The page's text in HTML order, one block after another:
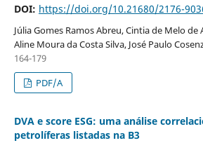
DOI: https://doi.org/10.21680/2176-
Júlia Gomes Ramos Abreu, Cintia de Melo
Aline Moura da Costa Silva, José Paulo
164-179
PDF/A
DVA e score ESG: uma análise
petrolíferas listadas na B3